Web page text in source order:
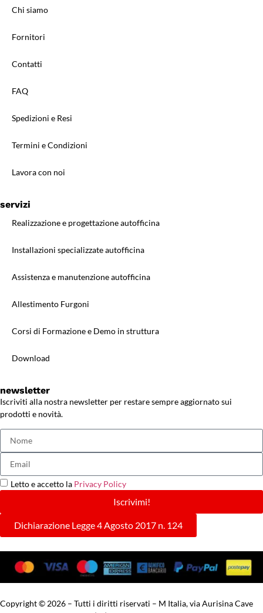
Chi siamo
Fornitori
Contatti
FAQ
Spedizioni e Resi
Termini e Condizioni
Lavora con noi
servizi
Realizzazione e progettazione autofficina
Installazioni specializzate autofficina
Assistenza e manutenzione autofficina
Allestimento Furgoni
Corsi di Formazione e Demo in struttura
Download
newsletter
Iscriviti alla nostra newsletter per restare sempre aggiornato sui
prodotti e novità.
Letto e accetto la Privacy Policy
Iscrivimi!
Dichiarazione Legge 4 Agosto 2017 n. 124
Copyright © 2026 – Tutti i diritti riservati – M Italia, via Aurisina Cave